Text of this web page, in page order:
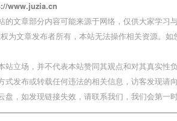
www.juzia.cn
的文章部分内容可能来源于网络，仅供大家学习
为文章发布者所有，本站无法操作相关资源。
站立场，并不代表本站赞同其观点和对其真实性负
式发布或转载任何违法的相关信息，访客发现请
盘，如发现链接失效，请联系我们，我们会第一时